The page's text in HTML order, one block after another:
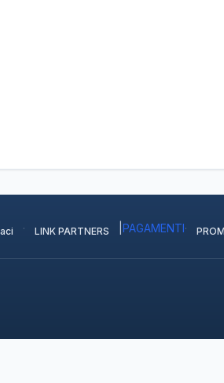
· LINK PARTNERS PAGAMENTI·